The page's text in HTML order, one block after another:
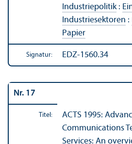
Industriepolitik:
Industriesektoren :
Papier
Signatur: EDZ-1560.34
Nr. 17
Titel:
ACTS 1995:
Communications
Services: An